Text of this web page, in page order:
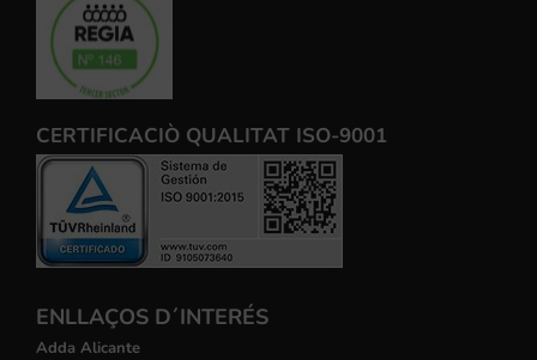
CERTIFICACIÒ QUALITAT ISO-9001
ENLLAÇOS D´INTERÉS
Adda Alicante